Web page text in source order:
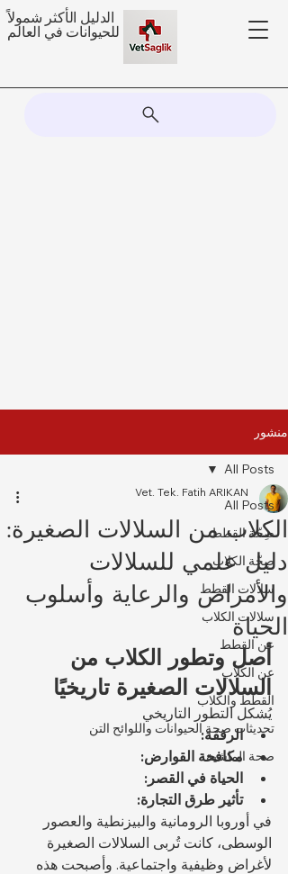
الدليل الأكثر شمولاً
للحيوانات في العالم
منشور
All Posts
صِحّة القطط
صِحّة الكلاب
سلالات القطط
سلالات الكلاب
عن القطط
عن الكلاب
القطط والكلاب
تحديثات صحة الحيوانات واللوائح التن
صحة الماشية
All Posts
الكلاب من السلالات الصغيرة:
دليل علمي للسلالات
والأمراض والرعاية وأسلوب
الحياة
Vet. Tek. Fatih ARIKAN
أصل وتطور الكلاب من
السلالات الصغيرة تاريخيًا
يُشكل التطور التاريخي
الرفقة:
مكافحة القوارض:
الحياة في القصر:
تأثير طرق التجارة:
في أوروبا الرومانية والبيزنطية والعصور
الوسطى، كانت تُربى السلالات الصغيرة
لأغراض وظيفية واجتماعية. وأصبحت هذه